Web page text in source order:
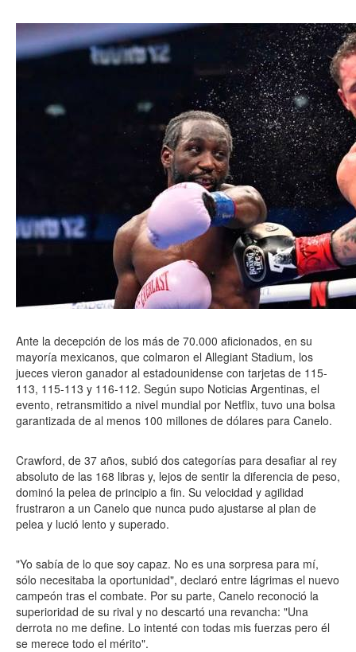
Ante la decepción de los más de 70.000 aficionados, en su
mayoría mexicanos, que colmaron el Allegiant Stadium, los
jueces vieron ganador al estadounidense con tarjetas de 115-
113, 115-113 y 116-112. Según supo Noticias Argentinas, el
evento, retransmitido a nivel mundial por Netflix, tuvo una bolsa
garantizada de al menos 100 millones de dólares para Canelo.
Crawford, de 37 años, subió dos categorías para desafiar al rey
absoluto de las 168 libras y, lejos de sentir la diferencia de peso,
dominó la pelea de principio a fin. Su velocidad y agilidad
frustraron a un Canelo que nunca pudo ajustarse al plan de
pelea y lució lento y superado.
"Yo sabía de lo que soy capaz. No es una sorpresa para mí,
sólo necesitaba la oportunidad", declaró entre lágrimas el nuevo
campeón tras el combate. Por su parte, Canelo reconoció la
superioridad de su rival y no descartó una revancha: "Una
derrota no me define. Lo intenté con todas mis fuerzas pero él
se merece todo el mérito".